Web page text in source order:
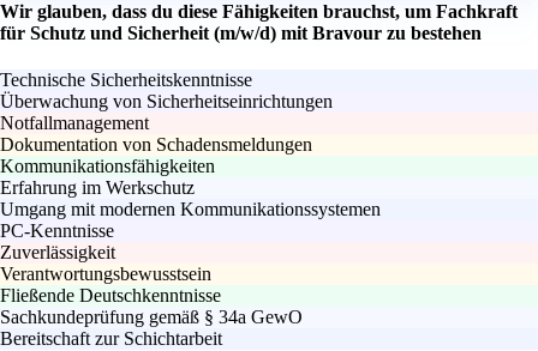
Wir glauben, dass du diese Fähigkeiten brauchst, um Fachkraft
für Schutz und Sicherheit (m/w/d) mit Bravour zu bestehen
Technische Sicherheitskenntnisse
Überwachung von Sicherheitseinrichtungen
Notfallmanagement
Dokumentation von Schadensmeldungen
Kommunikationsfähigkeiten
Erfahrung im Werkschutz
Umgang mit modernen Kommunikationssystemen
PC-Kenntnisse
Zuverlässigkeit
Verantwortungsbewusstsein
Fließende Deutschkenntnisse
Sachkundeprüfung gemäß § 34a GewO
Bereitschaft zur Schichtarbeit